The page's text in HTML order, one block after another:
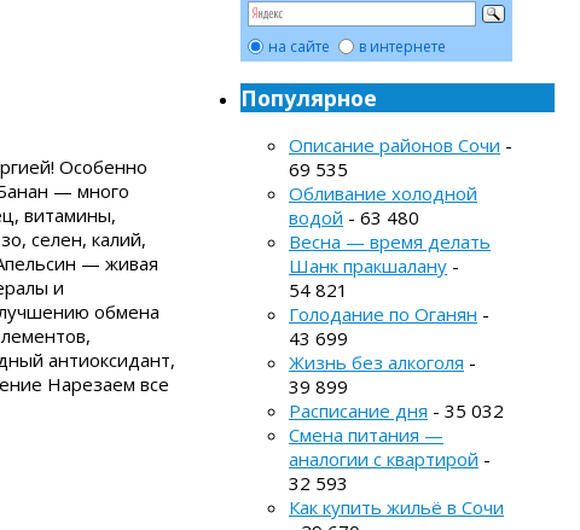
Особенно
— много
витамины,
селен, калий,
— живая
и
обмена
антиоксидант,
Нарезаем все
на сайте в интернете
Популярное
Описание районов Сочи -
69 535
Обливание холодной
водой - 63 480
Весна — время делать
Шанк пракшалану -
54 821
Голодание по Оганян -
43 699
Жизнь без алкоголя -
39 899
Расписание дня - 35 032
Смена питания —
аналогии с квартирой -
32 593
Как купить жильё в Сочи